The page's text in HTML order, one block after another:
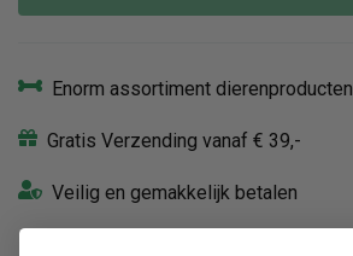
Enorm assortiment dierenproducten
Gratis Verzending vanaf € 39,-
Veilig en gemakkelijk betalen